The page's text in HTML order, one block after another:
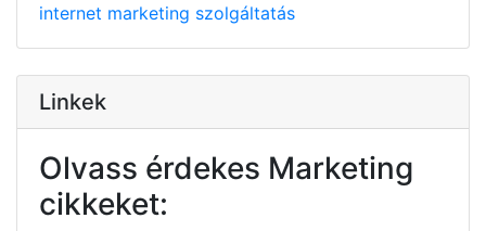
internet marketing szolgáltatás
Linkek
Olvass érdekes Marketing
cikkeket: